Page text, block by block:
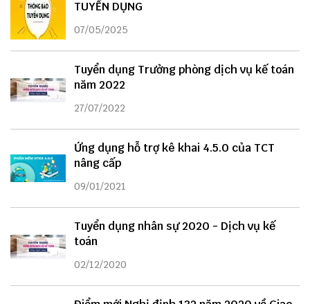
TUYỂN DỤNG
07/05/2025
Tuyển dụng Trưởng phòng dịch vụ kế toán
năm 2022
27/07/2022
Ứng dụng hỗ trợ kê khai 4.5.0 của TCT
nâng cấp
09/01/2021
Tuyển dụng nhân sự 2020 - Dịch vụ kế
toán
02/12/2020